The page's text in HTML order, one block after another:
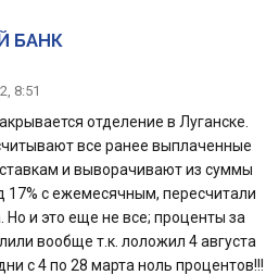
БАНК
8:51
отделение в Луганске.
все ранее выплаченные
и выворачивают из суммы
17% с ежемесячным, пересчитали
Но и это еще не все; проценты за
вообще т.к. лоложил 4 августа
с 4 по 28 марта ноль процентов!!!